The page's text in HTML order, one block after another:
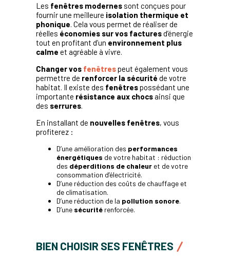
Les fenêtres modernes sont conçues pour
fournir une meilleure isolation thermique et
phonique. Cela vous permet de réaliser de
réelles économies sur vos facturesd’énergie
tout en profitant d’un environnement plus
calme et agréable à vivre.
Changer vos fenêtrespeut également vous
permettre de renforcer la sécurité de votre
habitat. Il existe des fenêtrespossédant une
importante résistance aux chocs ainsi que
des serrures.
En installant de nouvelles fenêtres, vous
profiterez :
D’une amélioration des performances
énergétiques de votre habitat : réduction
des déperditions de chaleur et de votre
consommation d’électricité.
D’une réduction des coûts de chauffage et
de climatisation.
D’une réduction de la pollution sonore.
D’une sécurité renforcée.
BIEN CHOISIR SES FENÊTRES